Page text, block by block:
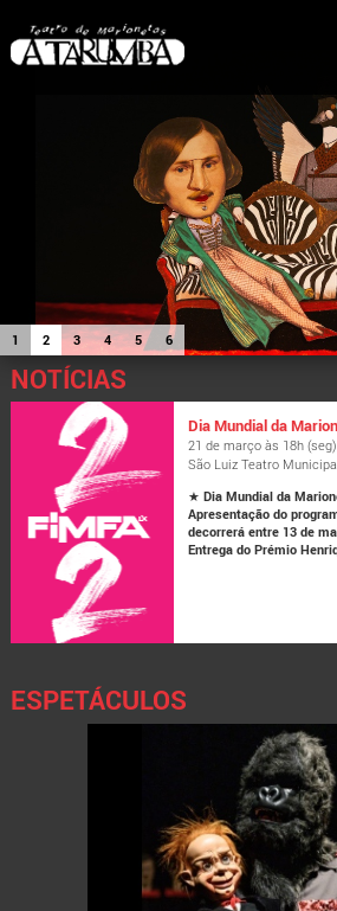
1 2 3 4 5 6
NOTÍCIAS
Dia Mundial da
21 de março às 18h (seg)
São Luiz Teatro
★Dia Mundial da
Apresentação do
decorrerá entre 13 de
Entrega do Prémio
ESPETÁCULOS